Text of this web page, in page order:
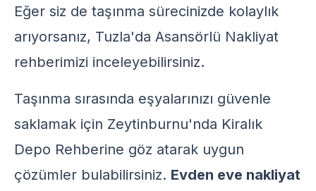
Eğer siz de taşınma sürecinizde kolaylık
arıyorsanız, Tuzla'da Asansörlü Nakliyat
rehberimizi inceleyebilirsiniz.
Taşınma sırasında eşyalarınızı güvenle
saklamak için Zeytinburnu'nda Kiralık
Depo Rehberine göz atarak uygun
çözümler bulabilirsiniz. Evden eve nakliyat